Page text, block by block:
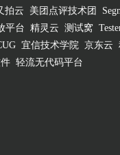
拍云 美团点评技术团
平台 精灵云 测试窝
宜信技术学院 京东云
轻流无代码平台